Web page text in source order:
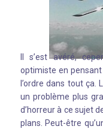
Il s’est avéré,
optimiste en
l’ordre dans tout ça.
un problème plus
d’horreur à ce sujet
plans. Peut-être